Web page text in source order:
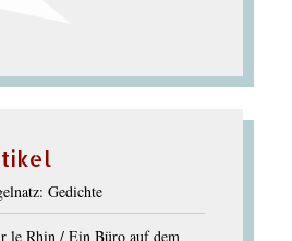
Gedichte
le Rhin / Ein Büro auf dem